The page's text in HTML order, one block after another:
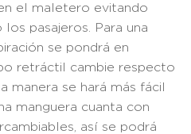
el maletero evitando
pasajeros. Para una
se pondrá en
retráctil cambie respecto
manera se hará más fácil
manguera cuanta con
así se podrá